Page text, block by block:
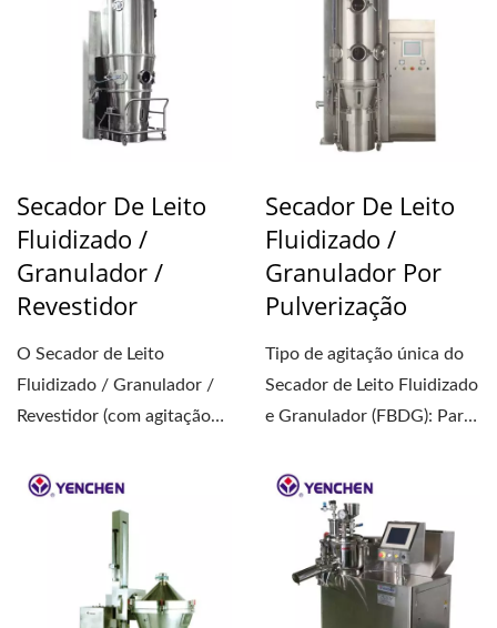
Secador De Leito
Fluidizado /
Granulador /
Revestidor
O Secador de Leito
Fluidizado / Granulador /
Revestidor (com agitação
Secador De Leito
Fluidizado /
Granulador Por
Pulverização
Tipo de agitação única do
Secador de Leito Fluidizado
e Granulador (FBDG): Para